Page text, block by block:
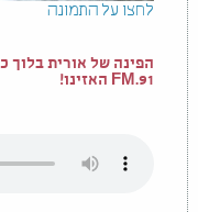
לחצו על התמונה
91.FM האזינו!